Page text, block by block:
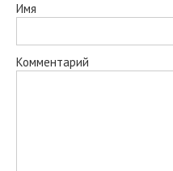
Имя
Комментарий